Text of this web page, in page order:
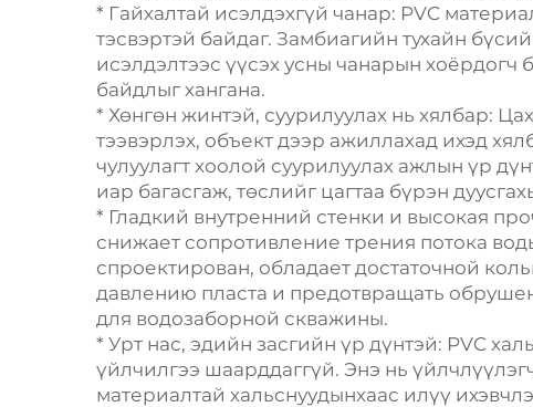
* Гайхалтай исэлдэхгүй чанар: PVC
тэсвэртэй байдаг. Замбиагийн тухайн
исэлдэлтээс үүсэх усны чанарын
байдлыг хангана.
* Хөнгөн жинтэй, суурилуулах нь хялбар:
тээвэрлэх, объект дээр ажиллахад ихэд
чулуулагт хоолой суурилуулах ажлын үр
иар багасгаж, төслийг цагтаа бүрэн
* Гладкий внутренний стенки и высокая
снижает сопротивление трения потока
спроектирован, обладает достаточной
давлению пласта и предотвращать
для водозаборной скважины.
* Урт нас, эдийн засгийн үр дүнтэй: PVC
үйлчилгээ шаарддаггүй. Энэ нь
материалтай хальснуудынхаас илүү